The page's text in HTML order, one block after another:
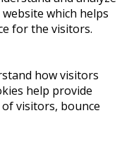
which helps
for the visitors.
how visitors
help provide
visitors, bounce